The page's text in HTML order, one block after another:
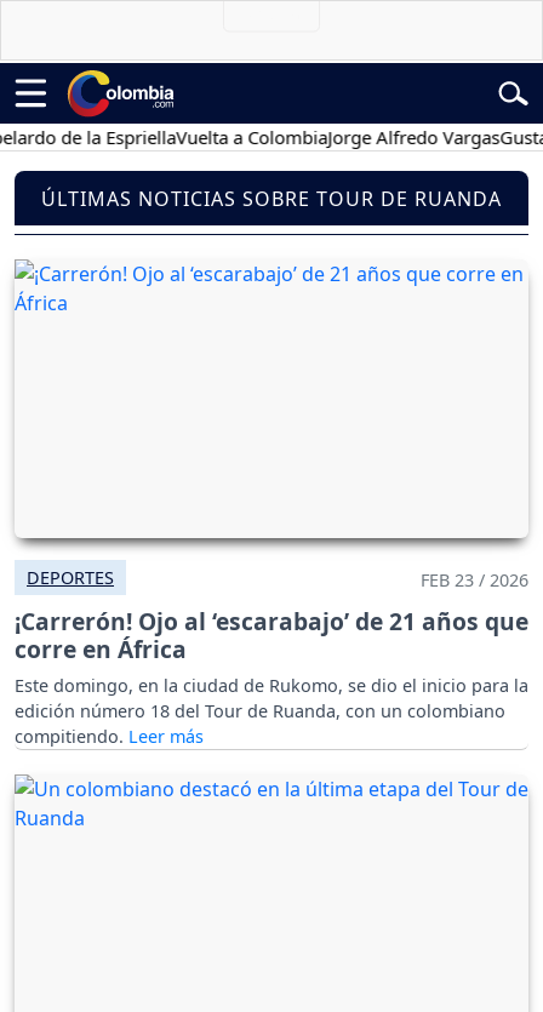
de la EspriellaVuelta a ColombiaJorge Alfredo Vargas
ÚLTIMAS NOTICIAS SOBRE TOUR DE RUANDA
DEPORTES FEB 23 / 2026
¡Carrerón! Ojo al ‘escarabajo’ de 21 años que
corre en África
Este domingo, en la ciudad de Rukomo, se dio el inicio para la
edición número 18 del Tour de Ruanda, con un colombiano
compitiendo.